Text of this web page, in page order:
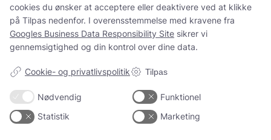
5
Load More Follow on Instagram
cookies du ønsker at acceptere eller deaktivere ved at klikke
på Tilpas nedenfor. I overensstemmelse med kravene fra
Googles Business Data Responsibility Site sikrer vi
gennemsigtighed og din kontrol over dine data.
Cookie- og privatlivspolitik Tilpas
Nødvendig
Funktionel
Statistik
Marketing